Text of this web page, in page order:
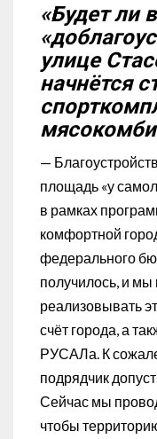
«Будет ли
улице
начнётся
—
площадь «у
в рамках
комфортной
федерального
получилось, и мы
реализовывать
счёт города, а
РУСАЛа. К
подрядчик
Сейчас мы
чтобы